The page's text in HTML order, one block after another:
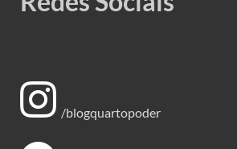
/blogquartopoder